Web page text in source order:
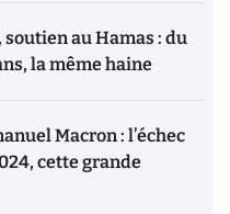
soutien au Hamas : du
la même haine
Macron : l’échec
cette grande